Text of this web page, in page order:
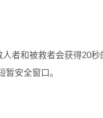
者和被救者会获得20
安全窗口。